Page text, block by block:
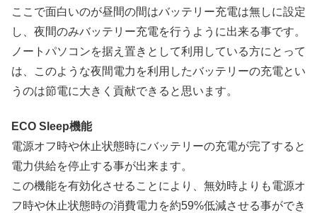
ここで面白いのが昼間の間はバッテリー充電は無しに設定
し、夜間のみバッテリー充電を行うように出来る事です。
ノートパソコンを据え置きとして利用している方にとって
は、このような夜間電力を利用したバッテリーの充電とい
うのは節電に大きく貢献できると思います。
ECO Sleep機能
電源オフ時や休止状態時にバッテリーの充電が完了すると
電力供給を停止する事が出来ます。
この機能を有効化させることにより、無効時よりも電源オ
フ時や休止状態時の消費電力を約59%低減させる事ができ